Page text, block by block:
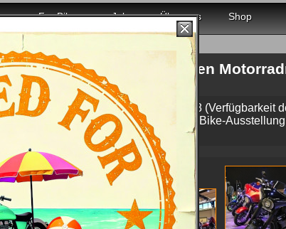
For Bikers Jobs Über uns Shop
2018 bei der Süddeutschen
115th Anniversary, die Harleys 2018 (Verfügbarkeit
die Events 2018... Dazu natürlich Bike-